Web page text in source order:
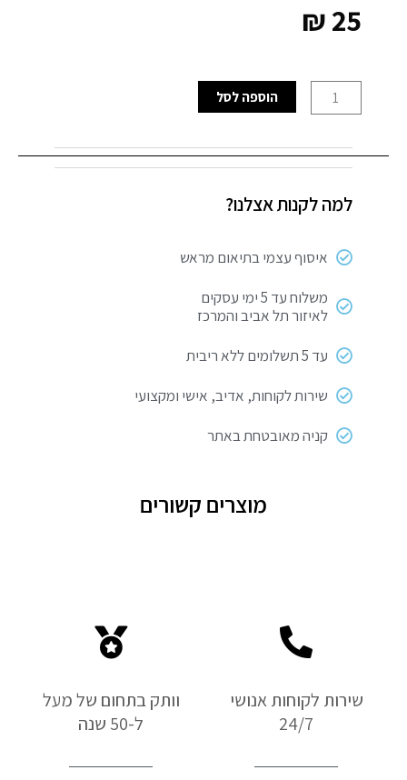
₪25
של
תליה
שימושי
מרובע
הוספה לסל
למה לקנות אצלנו?
איסוף עצמי בתיאום מראש
משלוח עד 5 ימי עסקים
לאיזור תל אביב והמרכז
עד 5 תשלומים ללא ריבית
שירות לקוחות, אדיב, אישי ומקצועי
קניה מאובטחת באתר
מוצרים קשורים
שירות לקוחות אנושי
24/7
וותק בתחום של מעל
ל-50 שנה